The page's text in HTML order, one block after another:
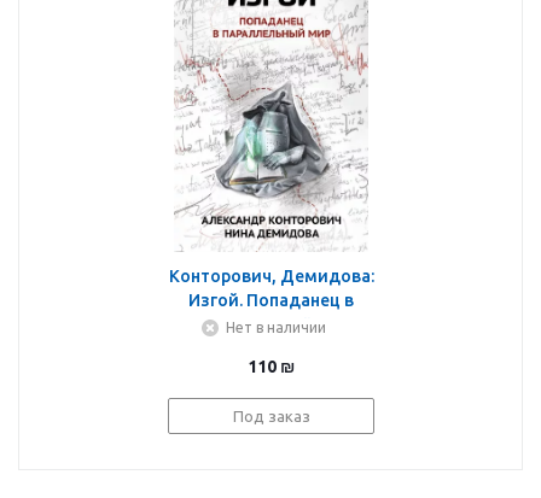
Конторович, Демидова:
Изгой. Попаданец в
параллельный мир
Нет в наличии
110 ₪
Под заказ